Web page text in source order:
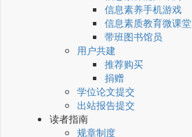
信息素养手机游戏
信息素质教育微课堂
带班图书馆员
用户共建
推荐购买
捐赠
学位论文提交
出站报告提交
读者指南
规章制度